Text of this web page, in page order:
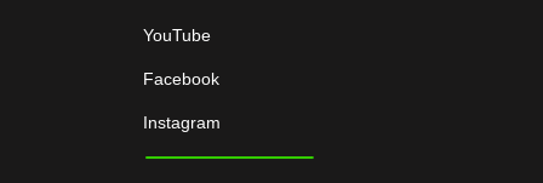
YouTube
Facebook
Instagram